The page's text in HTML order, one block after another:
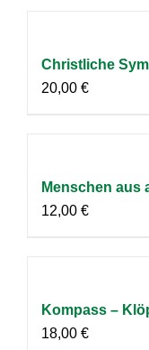
Christliche
20,00 €
Menschen aus
12,00 €
Kompass –
18,00 €